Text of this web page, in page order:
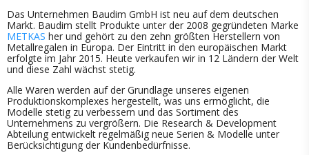
Das Unternehmen Baudim GmbH ist neu auf dem deutschen
Markt. Baudim stellt Produkte unter der 2008 gegründeten Marke
METKAS her und gehört zu den zehn größten Herstellern von
Metallregalen in Europa. Der Eintritt in den europäischen Markt
erfolgte im Jahr 2015. Heute verkaufen wir in 12 Ländern der Welt
und diese Zahl wächst stetig.
Alle Waren werden auf der Grundlage unseres eigenen
Produktionskomplexes hergestellt, was uns ermöglicht, die
Modelle stetig zu verbessern und das Sortiment des
Unternehmens zu vergrößern. Die Research & Development
Abteilung entwickelt regelmäßig neue Serien & Modelle unter
Berücksichtigung der Kundenbedürfnisse.